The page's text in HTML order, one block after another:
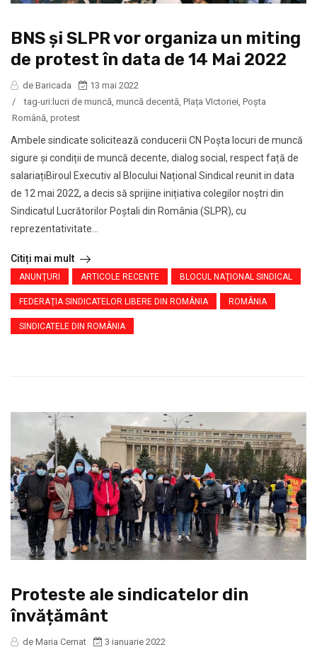
BNS și SLPR vor organiza un miting
de protest în data de 14 Mai 2022
de Baricada
13 mai 2022
/
tag-uri: lucri de muncă, muncă decentă, PIața VIctoriei, Poșta
Română, protest
Ambele sindicate solicitează conducerii CN Poșta locuri de muncă
sigure și condiții de muncă decente, dialog social, respect față de
salariațiBiroul Executiv al Blocului Național Sindical reunit in data
de 12 mai 2022, a decis să sprijine inițiativa colegilor noștri din
Sindicatul Lucrătorilor Poştali din România (SLPR), cu
reprezentativitate...
Citiți mai mult
ANUNŢURI ARTICOLE RECENTE BLOCUL NAŢIONAL SINDICAL
FEDERAŢIA SINDICATELOR LIBERE DIN ROMÂNIA ROMÂNIA
SINDICATELE DIN ROMÂNIA
Proteste ale sindicatelor din
învățământ
de Maria Cernat
3 ianuarie 2022